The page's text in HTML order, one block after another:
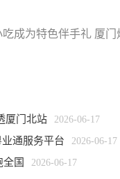
成为特色伴手礼 厦门
厦门北站 2026-06-17
通服务平台 2026-06-17
国 2026-06-17